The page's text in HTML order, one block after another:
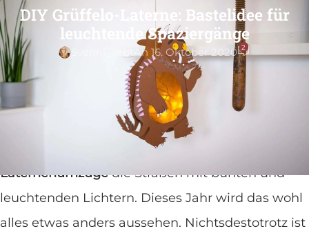
DIY Grüffelo-Laterne: Bastelidee für
leuchtende Spaziergänge
Svenni_liebt An 16. Oktober 2020 2
Für kleine und große Grüffelo-Fans
: Wie bastel
ich eine Grüffelo-
Laterne
? Zu Sankt-Martin
werden vielerorts Laternen gestaltet.
Normalerweise füllen im November die
Laternenumzügedie Straßen mit bunten und
leuchtenden Lichtern. Dieses Jahr wird das wohl
alles etwas anders aussehen. Nichtsdestotrotz ist